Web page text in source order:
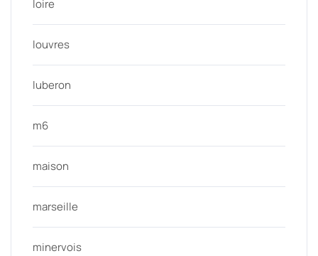
loire
louvres
luberon
m6
maison
marseille
minervois